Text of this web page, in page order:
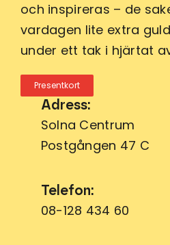
och inspireras – de
vardagen lite extra
under ett tak i hjärtat
Presentkort
Adress:
Solna Centrum
Postgången 47 C
Telefon:
08-128 434 60